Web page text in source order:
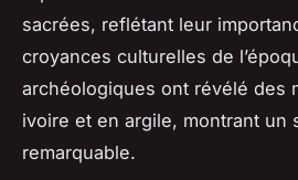
sacrées, reflétant leur
croyances culturelles de
archéologiques ont révélé des
ivoire et en argile, montrant un
remarquable.